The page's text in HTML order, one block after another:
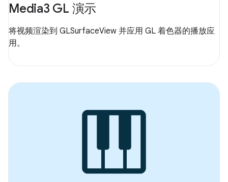
Media3 GL 演示
将视频渲染到 GLSurfaceView 并应用 GL 着色器的播放应
用。